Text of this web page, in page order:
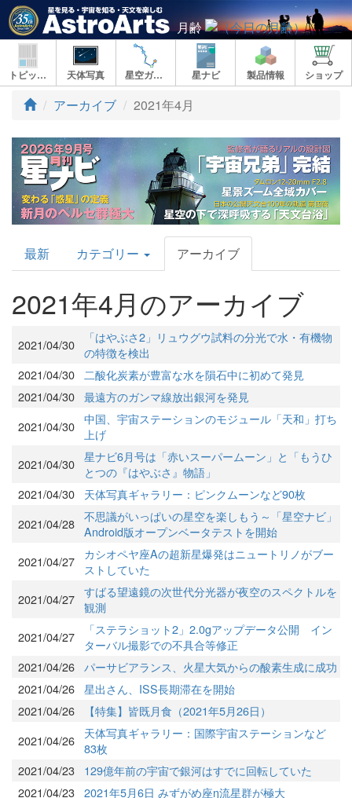
月齢
トピックス 天体写真 星空ガイド 星ナビ 製品情報 ショップ
アーカイブ 2021年4月
AstroArts
Topics
最新 カテゴリー アーカイブ
2021年4月のアーカイブ
2021/04/30
「はやぶさ2」リュウグウ試料の分光で水・有機物
の特徴を検出
2021/04/30 二酸化炭素が豊富な水を隕石中に初めて発見
2021/04/30 最遠方のガンマ線放出銀河を発見
2021/04/30 中国、宇宙ステーションのモジュール「天和」打ち
上げ
2021/04/30 星ナビ6月号は「赤いスーパームーン」と「もうひ
とつの『はやぶさ』物語」
2021/04/30
天体写真ギャラリー：ピンクムーンなど90枚
2021/04/28 不思議がいっぱいの星空を楽しもう～「星空ナビ」
Android版オープンベータテストを開始
2021/04/27
カシオペヤ座Aの超新星爆発はニュートリノがブー
ストしていた
2021/04/27 すばる望遠鏡の次世代分光器が夜空のスペクトルを
観測
2021/04/27
「ステラショット2」2.0gアップデータ公開 イン
ターバル撮影での不具合等修正
2021/04/26 パーサビアランス、火星大気からの酸素生成に成功
2021/04/26 星出さん、ISS長期滞在を開始
2021/04/26
【特集】皆既月食（2021年5月26日）
2021/04/26
天体写真ギャラリー：国際宇宙ステーションなど
83枚
2021/04/23
129億年前の宇宙で銀河はすでに回転していた
2021/04/23 2021年5月6日 みずがめ座η流星群が極大